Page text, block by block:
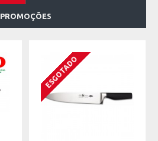
PROMOÇÕES
ESGOTADO